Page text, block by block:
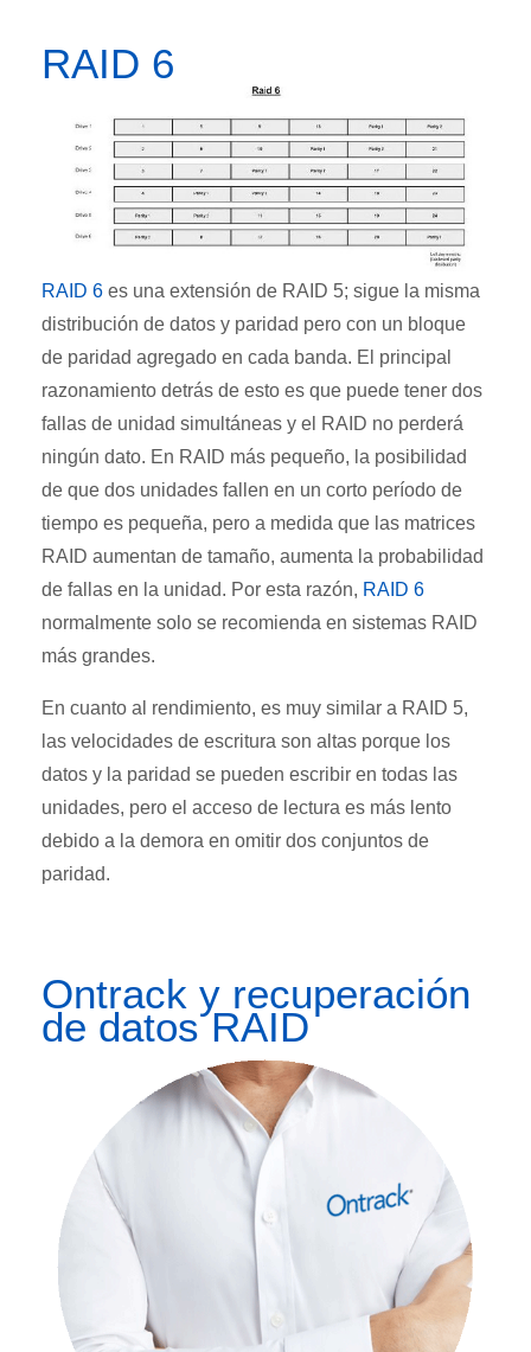
RAID 6
RAID 6 es una extensión de RAID 5; sigue la misma
distribución de datos y paridad pero con un bloque
de paridad agregado en cada banda. El principal
razonamiento detrás de esto es que puede tener dos
fallas de unidad simultáneas y el RAID no perderá
ningún dato. En RAID más pequeño, la posibilidad
de que dos unidades fallen en un corto período de
tiempo es pequeña, pero a medida que las matrices
RAID aumentan de tamaño, aumenta la probabilidad
de fallas en la unidad. Por esta razón, RAID 6
normalmente solo se recomienda en sistemas RAID
más grandes.
En cuanto al rendimiento, es muy similar a RAID 5,
las velocidades de escritura son altas porque los
datos y la paridad se pueden escribir en todas las
unidades, pero el acceso de lectura es más lento
debido a la demora en omitir dos conjuntos de
paridad.
Ontrack y recuperación
de datos RAID